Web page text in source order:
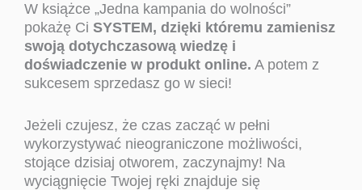
W książce „Jedna kampania do wolności”
pokażę Ci SYSTEM, dzięki któremu zamienisz
swoją dotychczasową wiedzę i
doświadczenie w produkt online. A potem z
sukcesem sprzedasz go w sieci!
Jeżeli czujesz, że czas zacząć w pełni
wykorzystywać nieograniczone możliwości,
stojące dzisiaj otworem, zaczynajmy! Na
wyciągnięcie Twojej ręki znajduje się